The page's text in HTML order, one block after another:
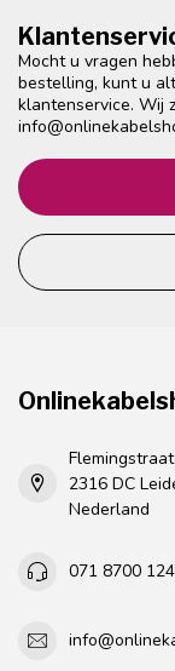
Mocht u vragen
bestelling, kunt u
klantenservice. Wij
2316 DC
Nederland
071 8700 124